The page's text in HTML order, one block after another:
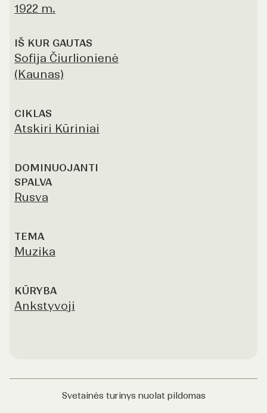
1922 m.
IŠ KUR GAUTAS
Sofija Čiurlionienė
(Kaunas)
CIKLAS
Atskiri Kūriniai
DOMINUOJANTI
SPALVA
Rusva
TEMA
Muzika
KŪRYBA
Ankstyvoji
Svetainės turinys nuolat pildomas